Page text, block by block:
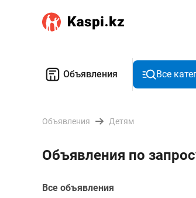
Объявления Все
Объявления Детям
Объявления по
Все объявления